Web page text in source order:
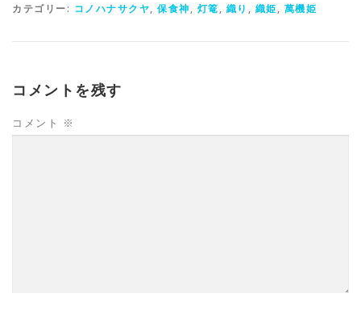
カテゴリー: コノハナサクヤ, 保食神, 灯篭, 織り , 織姫, 萬機姫
コメントを残す
コメント ※